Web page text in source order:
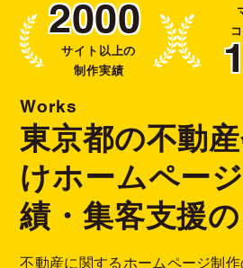
2000
サイト以上の
制作実績
Works
東京都の不動
けホームペー
績・集客支援
不動産に関するホームページ制作